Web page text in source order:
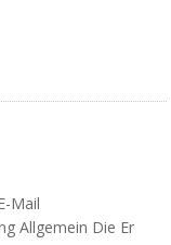
Mail
Allgemein Die Er